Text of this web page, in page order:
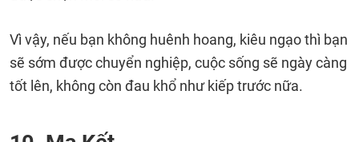
Vì vậy, nếu bạn không huênh hoang, kiêu ngạo thì bạn
sẽ sớm được chuyển nghiệp, cuộc sống sẽ ngày càng
tốt lên, không còn đau khổ như kiếp trước nữa.